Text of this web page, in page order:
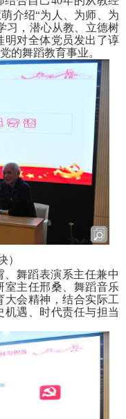
介绍“为人、为师、为
习，潜心从教、立德树
明对全体党员发出了谆
的舞蹈教育事业。
）
舞蹈表演系主任兼中
室主任邢桑、舞蹈音乐
会精神，结合实际工
遇、时代责任与担当